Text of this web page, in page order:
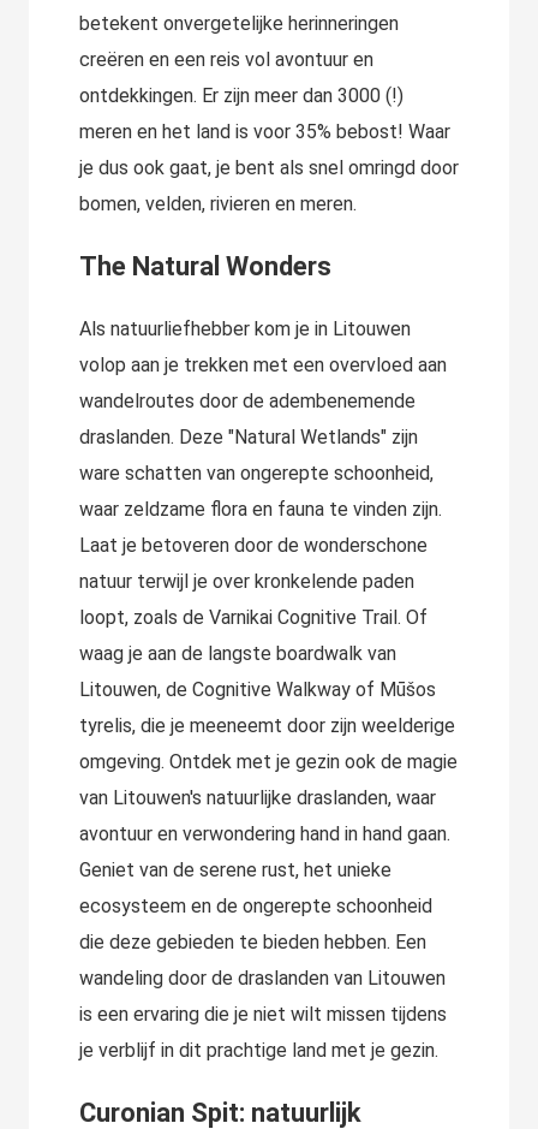
betekent onvergetelijke herinneringen
creëren en een reis vol avontuur en
ontdekkingen. Er zijn meer dan 3000 (!)
meren en het land is voor 35% bebost! Waar
je dus ook gaat, je bent als snel omringd door
bomen, velden, rivieren en meren.
The Natural Wonders
Als natuurliefhebber kom je in Litouwen
volop aan je trekken met een overvloed aan
wandelroutes door de adembenemende
draslanden. Deze "Natural Wetlands" zijn
ware schatten van ongerepte schoonheid,
waar zeldzame flora en fauna te vinden zijn.
Laat je betoveren door de wonderschone
natuur terwijl je over kronkelende paden
loopt, zoals de Varnikai Cognitive Trail. Of
waag je aan de langste boardwalk van
Litouwen, de Cognitive Walkway of Mūšos
tyrelis, die je meeneemt door zijn weelderige
omgeving. Ontdek met je gezin ook de magie
van Litouwen's natuurlijke draslanden, waar
avontuur en verwondering hand in hand gaan.
Geniet van de serene rust, het unieke
ecosysteem en de ongerepte schoonheid
die deze gebieden te bieden hebben. Een
wandeling door de draslanden van Litouwen
is een ervaring die je niet wilt missen tijdens
je verblijf in dit prachtige land met je gezin.
Curonian Spit: natuurlijk